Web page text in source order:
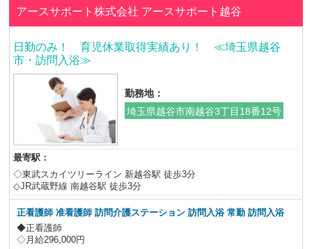
アースサポート株式会社 アースサポート越谷
日勤のみ！ 育児休業取得実績あり！ ≪埼玉県越谷
市・訪問入浴≫
勤務地：
埼玉県越谷市南越谷3丁目18番12号
最寄駅：
◇東武スカイツリーライン 新越谷駅 徒歩3分
◇JR武蔵野線 南越谷駅 徒歩3分
正看護師 准看護師 訪問介護ステーション 訪問入浴 常勤 訪問入浴
◆正看護師
◇月給296,000円